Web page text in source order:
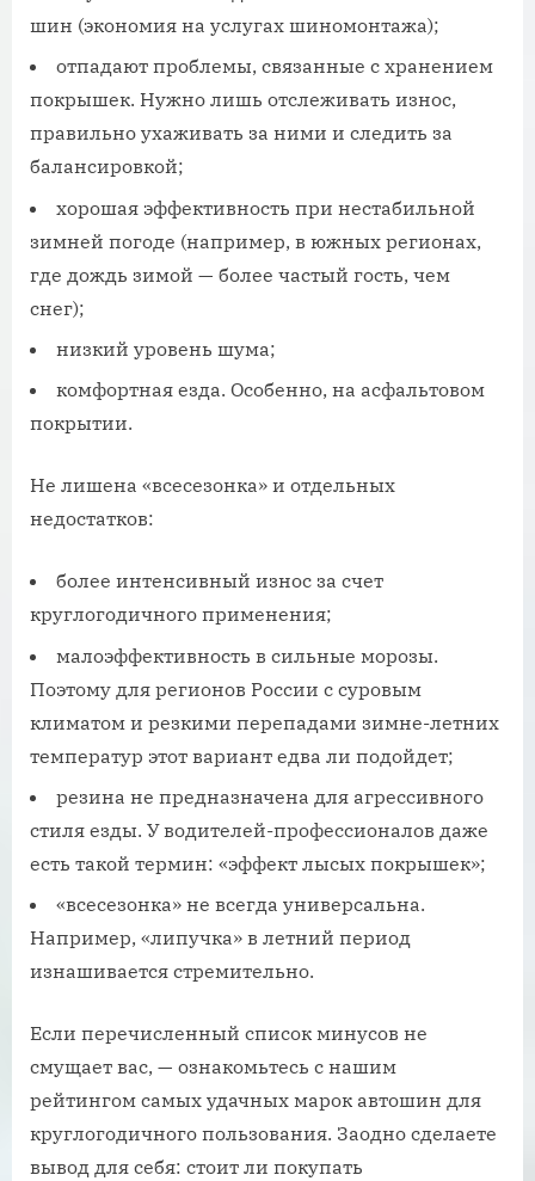
шин (экономия на услугах шиномонтажа);
отпадают проблемы, связанные с хранением
покрышек. Нужно лишь отслеживать износ,
правильно ухаживать за ними и следить за
балансировкой;
хорошая эффективность при нестабильной
зимней погоде (например, в южных регионах,
где дождь зимой — более частый гость, чем
снег);
низкий уровень шума;
комфортная езда. Особенно, на асфальтовом
покрытии.
Не лишена «всесезонка» и отдельных
недостатков:
более интенсивный износ за счет
круглогодичного применения;
малоэффективность в сильные морозы.
Поэтому для регионов России с суровым
климатом и резкими перепадами зимне-летних
температур этот вариант едва ли подойдет;
резина не предназначена для агрессивного
стиля езды. У водителей-профессионалов даже
есть такой термин: «эффект лысых покрышек»;
«всесезонка» не всегда универсальна.
Например, «липучка» в летний период
изнашивается стремительно.
Если перечисленный список минусов не
смущает вас, — ознакомьтесь с нашим
рейтингом самых удачных марок автошин для
круглогодичного пользования. Заодно сделаете
вывод для себя: стоит ли покупать